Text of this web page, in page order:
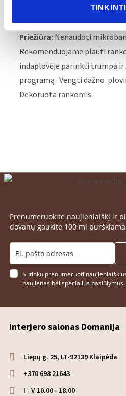
TINKINTI
Svoris be pakuotės:273 gr
Priežiūra: Nenaudoti
Rekomenduojame plauti
indaplovėje parinkti trumpą
programą . Vengti dažno
Dekoruota rankomis.
Prenumeruokite naujienlaiškį ir
dovanų gaukite 100 ml
Sutinku prenumeruoti
naujienas bei specialius pasiūlymus.
Interjero salonas Domanija
Liepų g. 25, LT-92139 Klaipėda
+370 698 21643
I - V 10.00 - 18.00